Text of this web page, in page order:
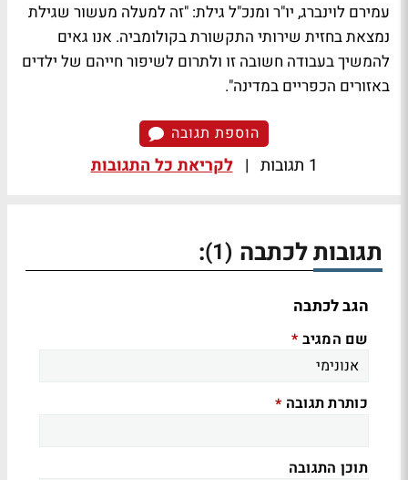
עמירם לוינברג, יו"ר ומנכ"ל גילת: "זה למעלה מעשור שגילת
נמצאת בחזית שירותי התקשורת בקולומביה. אנו גאים
להמשיך בעבודה חשובה זו ולתרום לשיפור חייהם של ילדים
באזורים הכפריים במדינה".
הוספת תגובה
1 תגובות | לקריאת כל התגובות
תגובות לכתבה (1)
:
הגב לכתבה
שם המגיב *
כותרת תגובה *
תוכן התגובה